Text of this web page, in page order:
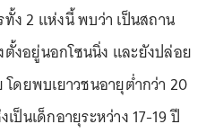
ง 2 แห่งนี้ พบว่า เป็นสถาน
งอยู่นอกโซนนิ่ง และยังปล่อย
โดยพบเยาวชนอายุต่ำกว่า 20
ป็นเด็กอายุระหว่าง 17-19 ปี